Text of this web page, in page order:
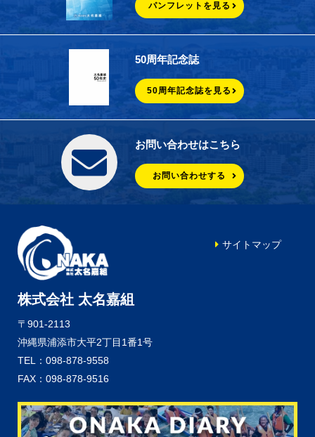
パンフレットを見る
50周年記念誌
50周年記念誌を見る
お問い合わせはこちら
お問い合わせする
株式会社 太名嘉組
〒901-2113
沖縄県浦添市大平2丁目1番1号
TEL：098-878-9558
FAX：098-878-9516
サイトマップ